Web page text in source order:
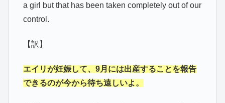
a girl but that has been taken completely out of our
control.
【訳】
エイリが妊娠して、9月には出産することを報告
できるのが今から待ち遠しいよ。